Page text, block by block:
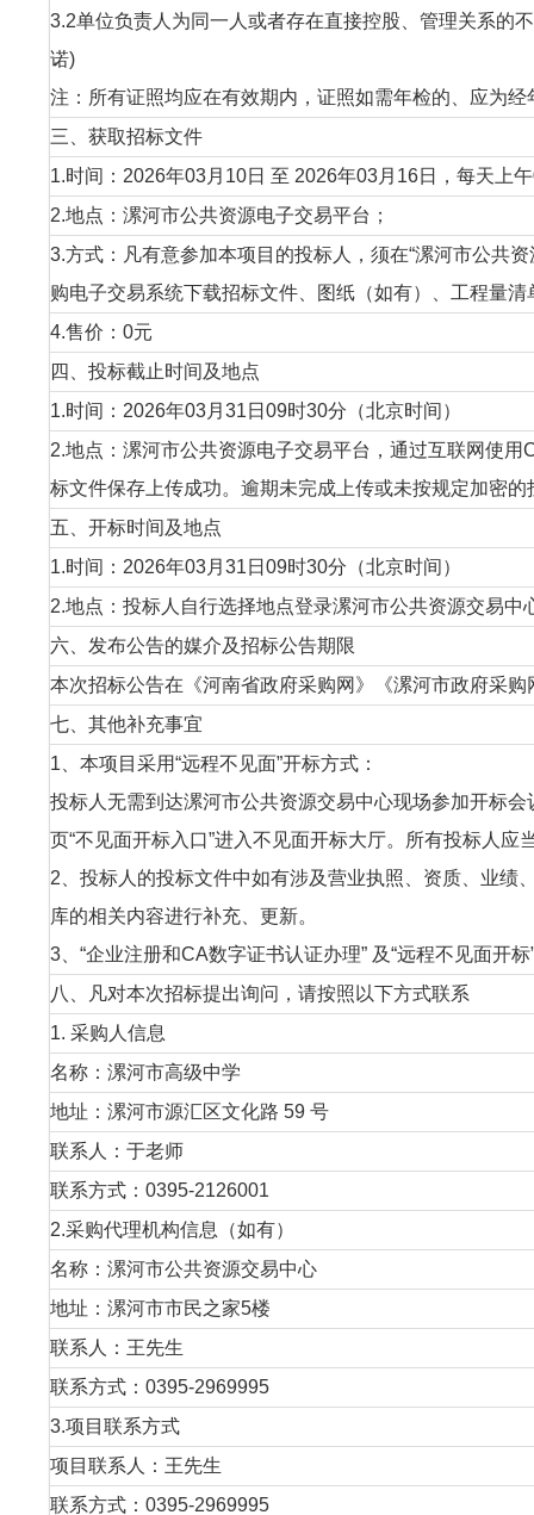
3.2单位负责人为同一人或者存在直接控股、管理关系的
诺)
注：所有证照均应在有效期内，证照如需年检的、应为
三、获取招标文件
1.时间：2026年03月10日 至 2026年03月16日，每天上
2.地点：漯河市公共资源电子交易平台；
3.方式：凡有意参加本项目的投标人，须在“漯河市公共
购电子交易系统下载招标文件、图纸（如有）、工程量
4.售价：0元
四、投标截止时间及地点
1.时间：2026年03月31日09时30分（北京时间）
2.地点：漯河市公共资源电子交易平台，通过互联网使
标文件保存上传成功。逾期未完成上传或未按规定加密
五、开标时间及地点
1.时间：2026年03月31日09时30分（北京时间）
2.地点：投标人自行选择地点登录漯河市公共资源交易
六、发布公告的媒介及招标公告期限
本次招标公告在《河南省政府采购网》《漯河市政府
七、其他补充事宜
1、本项目采用“远程不见面”开标方式：
投标人无需到达漯河市公共资源交易中心现场参加开标
页“不见面开标入口”进入不见面开标大厅。所有投标人
2、投标人的投标文件中如有涉及营业执照、资质、业绩
库的相关内容进行补充、更新。
3、“企业注册和CA数字证书认证办理” 及“远程不见面开
八、凡对本次招标提出询问，请按照以下方式联系
1. 采购人信息
名称：漯河市高级中学
地址：漯河市源汇区文化路 59 号
联系人：于老师
联系方式：0395-2126001
2.采购代理机构信息（如有）
名称：漯河市公共资源交易中心
地址：漯河市市民之家5楼
联系人：王先生
联系方式：0395-2969995
3.项目联系方式
项目联系人：王先生
联系方式：0395-2969995